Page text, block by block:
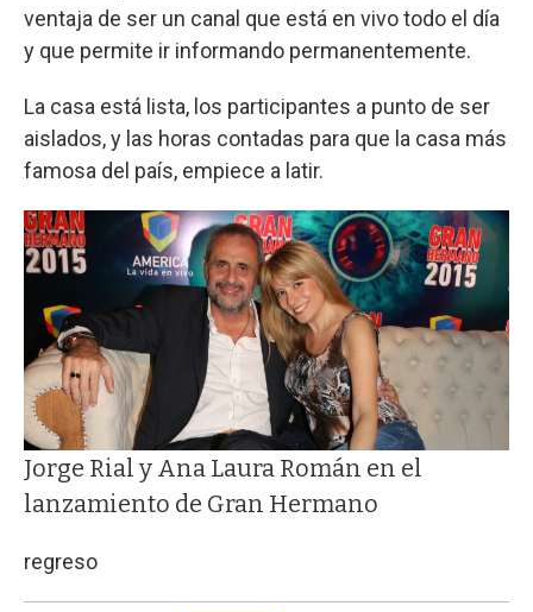
ventaja de ser un canal que está en vivo todo el día
y que permite ir informando permanentemente.
La casa está lista, los participantes a punto de ser
aislados, y las horas contadas para que la casa más
famosa del país, empiece a latir.
Jorge Rial y Ana Laura Román en el
lanzamiento de Gran Hermano
regreso